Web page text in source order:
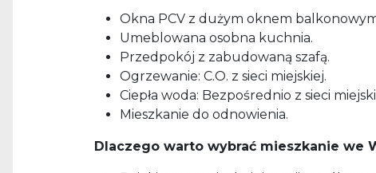
Okna PCV z dużym oknem
Umeblowana osobna kuchnia.
Przedpokój z zabudowaną szafą.
Ogrzewanie: C.O. z sieci miejskiej.
Ciepła woda: Bezpośrednio z sieci
Mieszkanie do odnowienia.
Dlaczego warto wybrać mieszkanie we